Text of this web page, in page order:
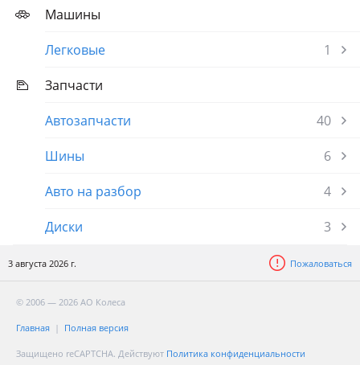
Машины
Легковые
1
Запчасти
Автозапчасти
40
Шины
6
Авто на разбор
4
Диски
3
3 августа 2026 г. Пожаловаться
© 2006 — 2026 АО Колеса
Главная Полная версия
Защищено reCAPTCHA. Действуют Политика конфиденциальности